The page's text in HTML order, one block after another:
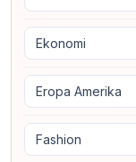
Ekonomi
Eropa Amerika
Fashion